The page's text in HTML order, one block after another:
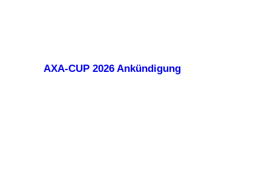
AXA-CUP 2026 Ankündigung